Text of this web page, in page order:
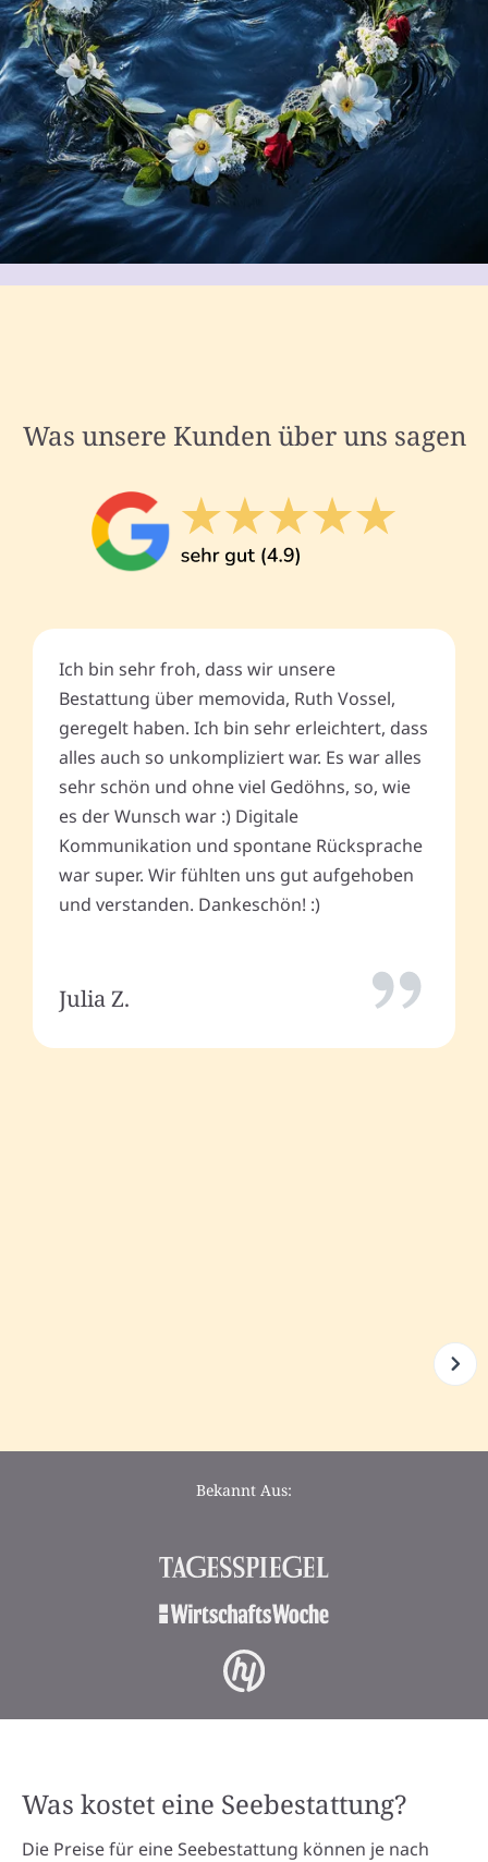
Was unsere Kunden über uns sagen
Ich bin sehr froh, dass wir unsere
Bestattung über memovida, Ruth Vossel,
geregelt haben. Ich bin sehr erleichtert, dass
alles auch so unkompliziert war. Es war alles
sehr schön und ohne viel Gedöhns, so, wie
es der Wunsch war :) Digitale
Kommunikation und spontane Rücksprache
war super. Wir fühlten uns gut aufgehoben
und verstanden. Dankeschön! :)
Julia Z.
Bekannt Aus:
Was kostet eine Seebestattung?
Die Preise für eine Seebestattung können je nach